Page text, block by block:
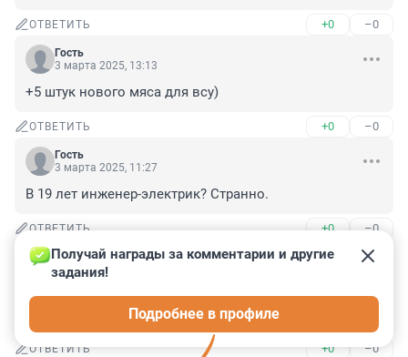
ОТВЕТИТЬ +0 –0
Гость
3 марта 2025, 13:13
+5 штук нового мяса для всу)
ОТВЕТИТЬ +0 –0
Гость
3 марта 2025, 11:27
В 19 лет инженер-электрик? Странно.
ОТВЕТИТЬ +0 –0
Гость
3 марта 2025, 11:22
А потом запрыгнули на лошадей и ускакали? При
этом напивая: "Пора пора порадуемся..."
ОТВЕТИТЬ +0 –0
Получай награды за комментарии и другие
задания!
Подробнее в профиле